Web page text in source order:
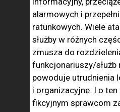
alarmowych i
ratunkowych. Wiele
służby w różnych
zmusza do
funkcjonariuszy/służb
powoduje utrudnienia
i organizacyjne. I o
fikcyjnym sprawcom